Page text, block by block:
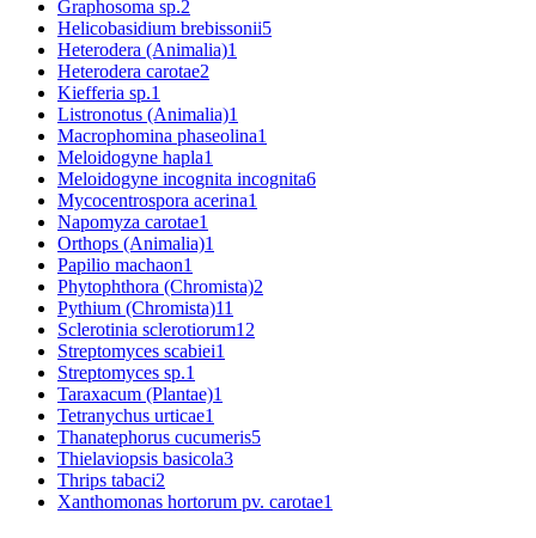
Graphosoma sp.2
Helicobasidium brebissonii5
Heterodera (Animalia)1
Heterodera carotae2
Kiefferia sp.1
Listronotus (Animalia)1
Macrophomina phaseolina1
Meloidogyne hapla1
Meloidogyne incognita incognita6
Mycocentrospora acerina1
Napomyza carotae1
Orthops (Animalia)1
Papilio machaon1
Phytophthora (Chromista)2
Pythium (Chromista)11
Sclerotinia sclerotiorum12
Streptomyces scabiei1
Streptomyces sp.1
Taraxacum (Plantae)1
Tetranychus urticae1
Thanatephorus cucumeris5
Thielaviopsis basicola3
Thrips tabaci2
Xanthomonas hortorum pv. carotae1